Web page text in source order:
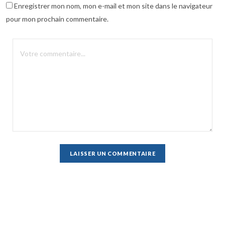
Enregistrer mon nom, mon e-mail et mon site dans le navigateur
pour mon prochain commentaire.